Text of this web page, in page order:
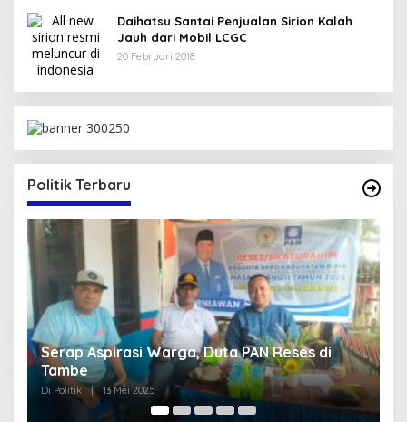
Daihatsu Santai Penjualan Sirion Kalah
Jauh dari Mobil LCGC
20 Februari 2018
Politik Terbaru
Pengurus TP.PKK Kabupaten Bima Masa Bakti
2025-2030 Resmi Dikukuhkan
Di Nasional, Politik | 5 Mei 2025